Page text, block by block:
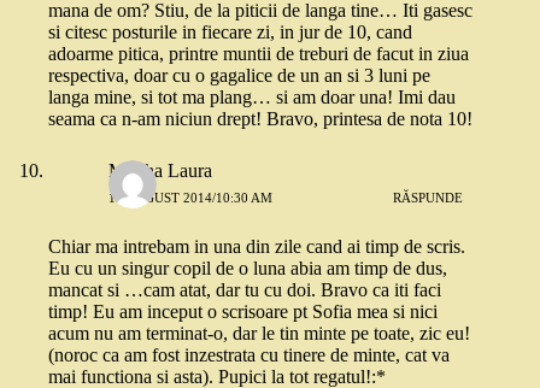
mana de om? Stiu, de la piticii de langa tine… Iti gasesc
si citesc posturile in fiecare zi, in jur de 10, cand
adoarme pitica, printre muntii de treburi de facut in ziua
respectiva, doar cu o gagalice de un an si 3 luni pe
langa mine, si tot ma plang… si am doar una! Imi dau
seama ca n-am niciun drept! Bravo, printesa de nota 10!
Martha Laura
19 AUGUST 2014/10:30 AM RĂSPUNDE
Chiar ma intrebam in una din zile cand ai timp de scris.
Eu cu un singur copil de o luna abia am timp de dus,
mancat si …cam atat, dar tu cu doi. Bravo ca iti faci
timp! Eu am inceput o scrisoare pt Sofia mea si nici
acum nu am terminat-o, dar le tin minte pe toate, zic eu!
(noroc ca am fost inzestrata cu tinere de minte, cat va
mai functiona si asta). Pupici la tot regatul!:*